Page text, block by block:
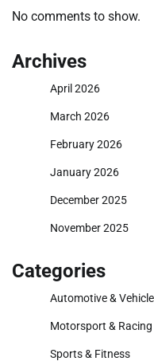
No comments to show.
Archives
April 2026
March 2026
February 2026
January 2026
December 2025
November 2025
Categories
Automotive &
Motorsport & Racing
Sports & Fitness